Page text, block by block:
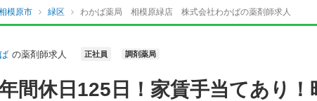
模原市 緑区 わかば薬局 相模原緑店 株式会社わかばの薬剤師求人
の薬剤師求人 正社員 調剤薬局
間休日125日！家賃手当てあり